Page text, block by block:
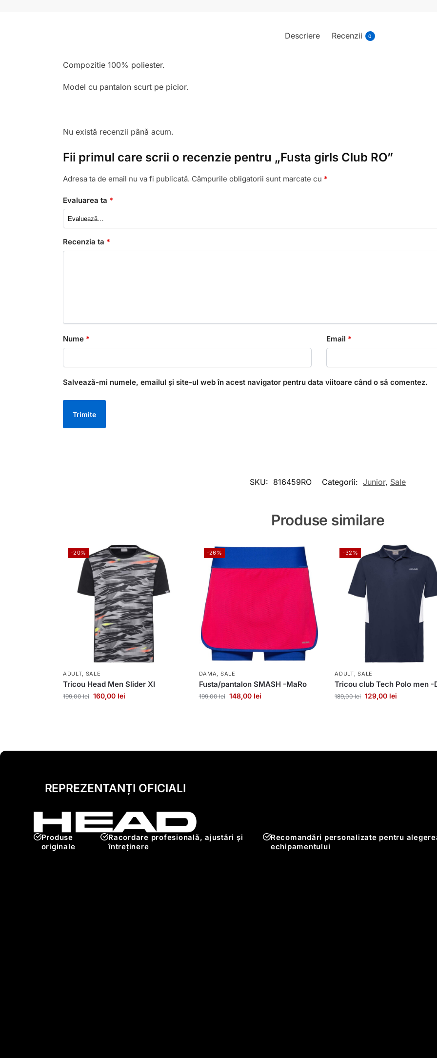
Descriere Recenzii 0
Compozitie 100% poliester.
Model cu pantalon scurt pe picior.
Nu există recenzii până acum.
Fii primul care scrii o recenzie pentru „Fusta girls Club RO”
Adresa ta de email nu va fi publicată. Câmpurile obligatorii sunt marcate cu *
Evaluarea ta *
Recenzia ta *
Nume * Email *
Salvează-mi numele, emailul și site-ul web în acest navigator pentru data viitoare când o să comentez.
SKU: 816459RO Categorii: Junior, Sale
Produse similare
-20%
ADULT SALE
Tricou Head Men Slider XI
199,00lei 160,00 lei
-26%
DAMA SALE
Fusta/pantalon SMASH -MaRo
199,00lei 148,00 lei
-32%
ADULT ,SALE
Tricou club Tech Polo men -
189,00lei 129,00 lei
REPREZENTANȚI OFICIALI
Produse
originale
Racordare profesională, ajustări și
întreținere
Recomandări personalizate pentru
echipamentului